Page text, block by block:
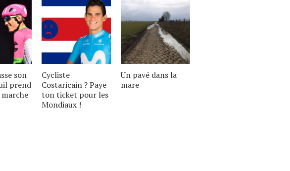
son
prend
Cycliste
Costaricain ? Paye
ton ticket pour les
Mondiaux !
Un pavé dans la
mare